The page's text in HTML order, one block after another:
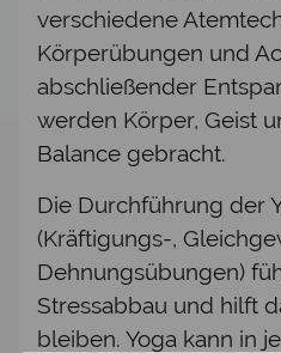
verschiedene
Körperübungen und
abschließender
werden Körper, Geist
Balance gebracht.
Die Durchführung der
(Kräftigungs-,
Dehnungsübungen)
Stressabbau und hilft
bleiben. Yoga kann in